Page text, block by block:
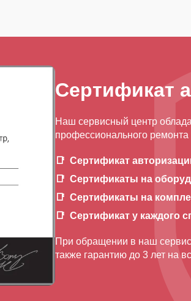
Сертификат
Наш сервисный центр
профессионального
Сертификат
Сертификаты на
Сертификаты на
Сертификат у каждого
При обращении в наш сервис
также гарантию до 3 лет на